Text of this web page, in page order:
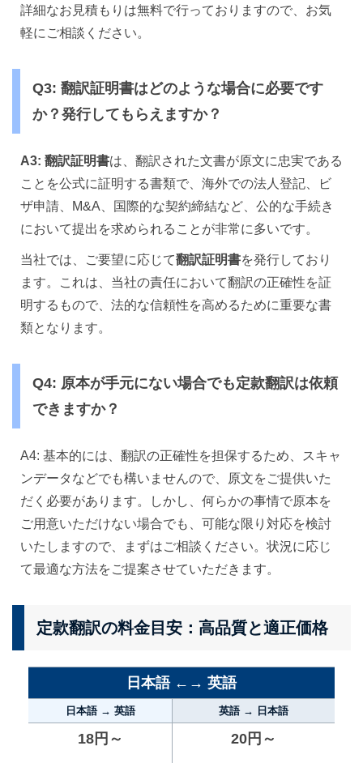
詳細なお見積もりは無料で行っておりますので、お気
軽にご相談ください。
Q3: 翻訳証明書はどのような場合に必要です
か？発行してもらえますか？
A3: 翻訳証明書は、翻訳された文書が原文に忠実である
ことを公式に証明する書類で、海外での法人登記、ビ
ザ申請、M&A、国際的な契約締結など、公的な手続き
において提出を求められることが非常に多いです。
当社では、ご要望に応じて翻訳証明書を発行しており
ます。これは、当社の責任において翻訳の正確性を証
明するもので、法的な信頼性を高めるために重要な書
類となります。
Q4: 原本が手元にない場合でも定款翻訳は依頼
できますか？
A4: 基本的には、翻訳の正確性を担保するため、スキャ
ンデータなどでも構いませんので、原文をご提供いた
だく必要があります。しかし、何らかの事情で原本を
ご用意いただけない場合でも、可能な限り対応を検討
いたしますので、まずはご相談ください。状況に応じ
て最適な方法をご提案させていただきます。
定款翻訳の料金目安：高品質と適正価格
日本語 ←→ 英語
日本語 → 英語 英語 → 日本語
18円～ 20円～